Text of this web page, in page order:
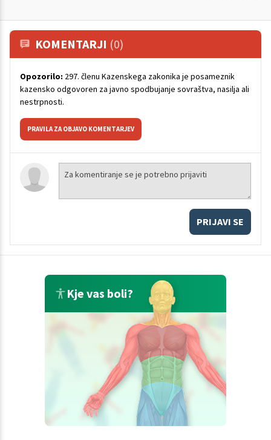
KOMENTARJI (0)
Opozorilo: 297. členu Kazenskega zakonika je posameznik
kazensko odgovoren za javno spodbujanje sovraštva, nasilja ali
nestrpnosti.
PRAVILA ZA OBJAVO KOMENTARJEV
PRIJAVI SE
Kje vas boli?